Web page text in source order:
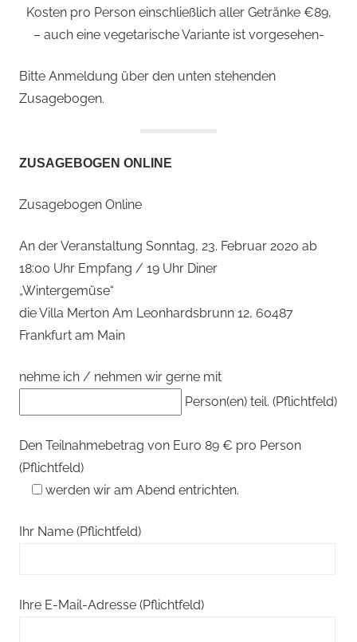
Kosten pro Person einschließlich aller Getränke €89,
– auch eine vegetarische Variante ist vorgesehen-
Bitte Anmeldung über den unten stehenden
Zusagebogen.
ZUSAGEBOGEN ONLINE
Zusagebogen Online
An der Veranstaltung Sonntag, 23. Februar 2020 ab
18:00 Uhr Empfang / 19 Uhr Diner
„Wintergemüse“
die Villa Merton Am Leonhardsbrunn 12, 60487
Frankfurt am Main
nehme ich / nehmen wir gerne mit
Person(en) teil. (Pflichtfeld)
Den Teilnahmebetrag von Euro 89 € pro Person
(Pflichtfeld)
werden wir am Abend entrichten.
Ihr Name (Pflichtfeld)
Ihre E-Mail-Adresse (Pflichtfeld)